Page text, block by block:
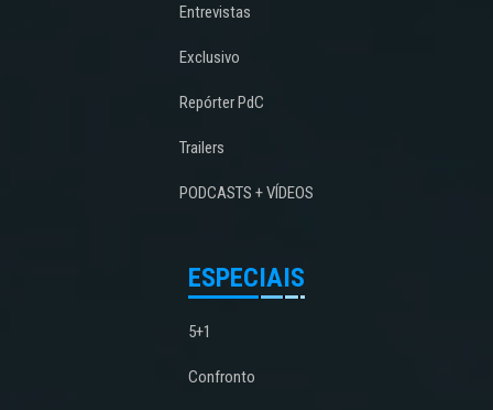
Entrevistas
Exclusivo
Repórter PdC
Trailers
PODCASTS + VÍDEOS
ESPECIAIS
5+1
Confronto